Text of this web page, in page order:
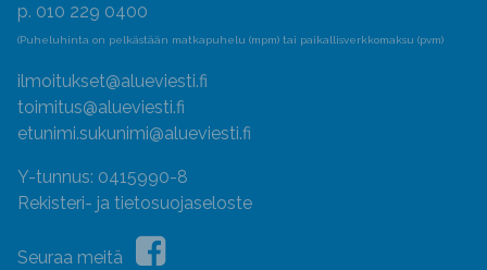
p. 010 229 0400
(Puheluhinta on pelkästään matkapuhelu (mpm) tai paikallisverkkomaksu (pvm)
ilmoitukset@alueviesti.fi
toimitus@alueviesti.fi
etunimi.sukunimi@alueviesti.fi
Y-tunnus: 0415990-8
Rekisteri- ja tietosuojaseloste
Seuraa meitä